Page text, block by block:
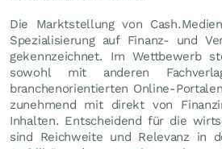
Die Marktstellung von
Spezialisierung auf Finanz- und
gekennzeichnet. Im Wettbewerb
sowohl mit anderen
branchenorientierten Online-
zunehmend mit direkt von
Inhalten. Entscheidend für die
sind Reichweite und Relevanz in